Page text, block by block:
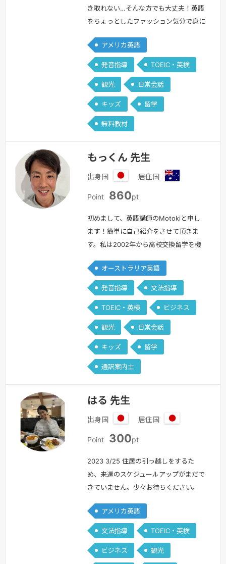
き取れない…そんな方でも大丈夫！英語
をちょっとしたファッション気分で身に
のツール。学校で勉強するような文法や
難解な単語なんて気にしないで、折角や
るなら会話を楽しんじゃいましょう❣勿
論、資格を取りたい方は英検をメインに
点数を取るコツや、受験勉強でしたら
小・中・高・大と全て受験（センター試
験経験済み）してきておりますのでお手
アメリカ英語
発音指導 TOEIC・英検
観光 日常会話
キッズ 留学
無料教材
もっくん 先生
出身国
本
居住国
ト
ラ
リ
Point 860pt
初めまして、英語講師のMotokiと申し
ます！簡単に自己紹介をさせて頂きま
す。私は2002年から高校交換留学を機
始め今年で21年目になります。
年7月1日からレッスン受講ポイントが
860ポイントになりますので、ご了承く
ださい。最終学歴はGriffith Univer…
きを見る »
オーストラリア英語
発音指導 文法指導
TOEIC・英検 ビジネス
観光 日常会話
キッズ 留学
通訳案内士
はる 先生
出身国
本
居住国
Point 300pt
2023 3/25 住居の引っ越しをするた
め、来週のスケジュールアップがまだで
きていません。少々お待ちください。
近までキルギス共和国という国で日本語
教師をしていました。語学を教えること
が大好きで、学生時代には塾講師として
中学生や高校生に受験英語を教えていた
アメリカ英語
文法指導 TOEIC・英検
ビジネス 観光